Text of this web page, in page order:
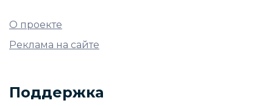
О проекте
Реклама на сайте
Поддержка